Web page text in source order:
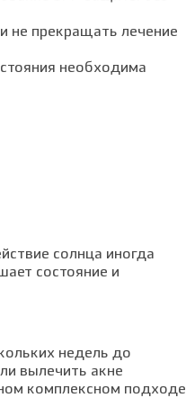
не прекращать лечение
необходима
солнца иногда
состояние и
недель до
вылечить акне
комплексном подходе